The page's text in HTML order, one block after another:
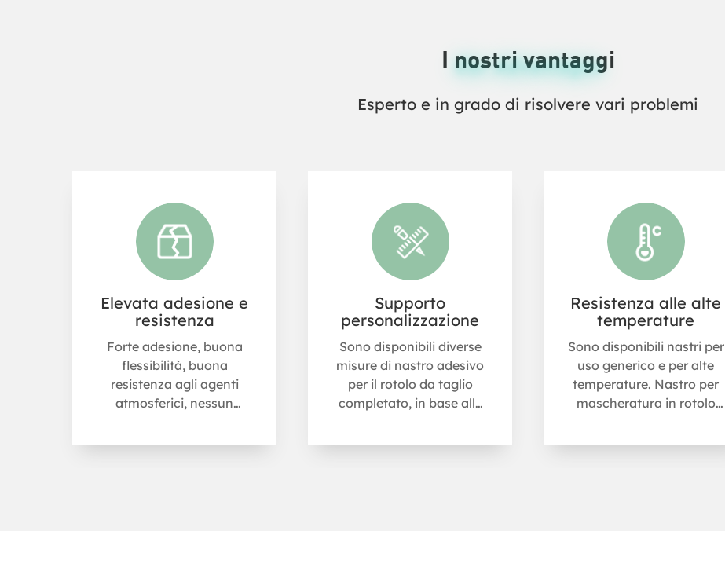
I nostri vantaggi
Our Advantages
Esperto e in grado di risolvere vari problemi
Elevata adesione e
resistenza
Forte adesione, buona
flessibilità, buona
resistenza agli agenti
atmosferici, nessun
coprente e protettiva.
Supporto
personalizzazione
Sono disponibili diverse
misure di nastro adesivo
per il rotolo da taglio
completato, in base alle
Resistenza alle alte
temperature
Sono disponibili nastri per
uso generico e per alte
temperature. Nastro per
mascheratura in rotolo
Temperatura di esercizio